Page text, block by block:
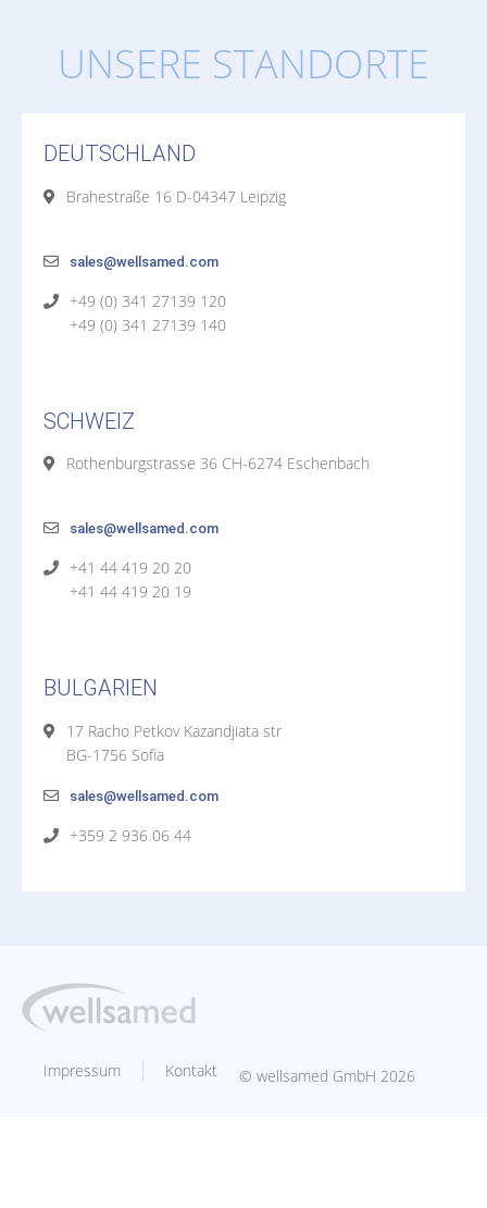
UNSERE STANDORTE
DEUTSCHLAND
Brahestraße 16 D-04347 Leipzig
sales@wellsamed.com
+49 (0) 341 27139 120
+49 (0) 341 27139 140
SCHWEIZ
Rothenburgstrasse 36 CH-6274 Eschenbach
sales@wellsamed.com
+41 44 419 20 20
+41 44 419 20 19
BULGARIEN
17 Racho Petkov Kazandjiata str
BG-1756 Sofia
sales@wellsamed.com
+359 2 936 06 44
Impressum Kontakt © wellsamed GmbH 2026